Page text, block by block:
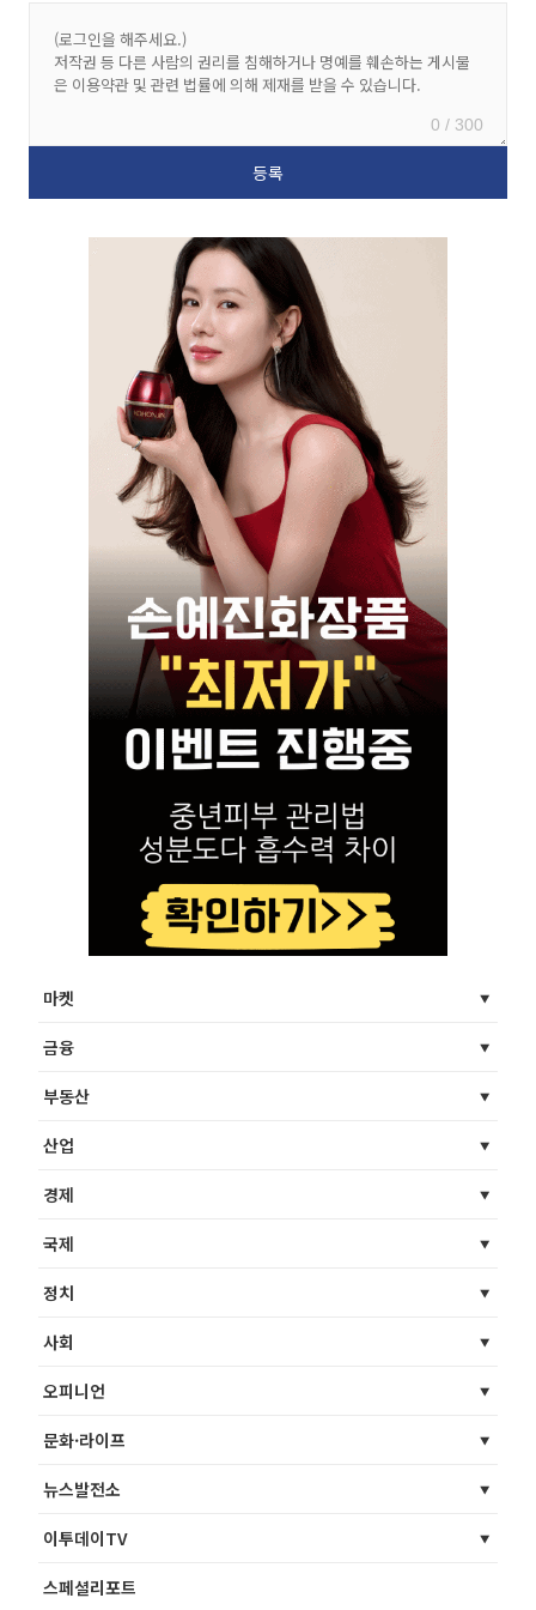
0 / 300
마켓
금융
부동산
산업
경제
국제
정치
사회
오피니언
문화·라이프
뉴스발전소
이투데이TV
스페셜리포트